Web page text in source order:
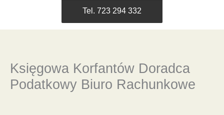
Tel. 723 294 332
Księgowa Korfantów Doradca
Podatkowy Biuro Rachunkowe